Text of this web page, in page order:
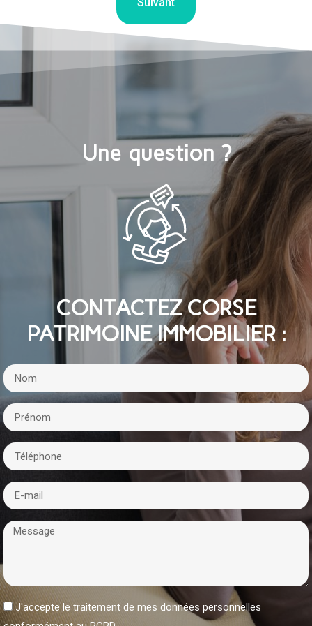
Suivant
Une question ?
CONTACTEZ CORSE
PATRIMOINE IMMOBILIER :
J'accepte le traitement de mes données personnelles